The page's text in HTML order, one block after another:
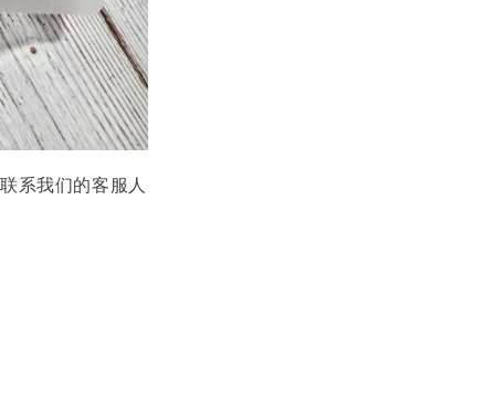
系我们的客服人